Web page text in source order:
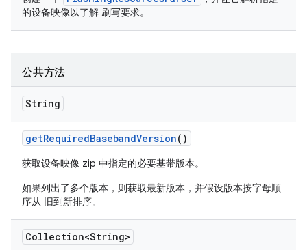
的设备映像以了解 刷写要求。
公共方法
String
getRequiredBasebandVersion()
获取设备映像 zip 中指定的必要基带版本。
如果列出了多个版本，则获取最新版本，并假设版本按字母顺
序从 旧到新排序。
Collection<String>